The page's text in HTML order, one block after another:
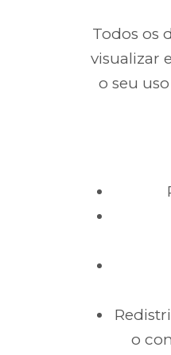
Todos os
visualizar
o seu
o